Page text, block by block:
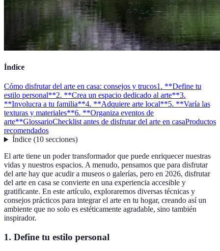
Índice
Cómo disfrutar del arte en casa: consejos y trucos1. **Define tu
estilo personal**2. **Crea un espacio dedicado al arte**3.
**Involucra a tu familia**4. **Adquiere arte local**5. **Varía las
texturas y materiales**6. **Organiza eventos de
arte**GlossarioChecklist antes de disfrutar del arte en casaProductos
recomendados
Índice(10 secciones)
El arte tiene un poder transformador que puede enriquecer nuestras
vidas y nuestros espacios. A menudo, pensamos que para disfrutar
del arte hay que acudir a museos o galerías, pero en 2026, disfrutar
del arte en casa se convierte en una experiencia accesible y
gratificante. En este artículo, exploraremos diversas técnicas y
consejos prácticos para integrar el arte en tu hogar, creando así un
ambiente que no solo es estéticamente agradable, sino también
inspirador.
1. Define tu estilo personal